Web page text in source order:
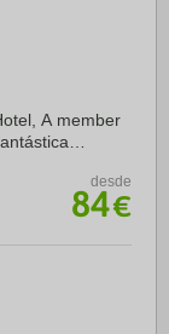
A member
desde
84€